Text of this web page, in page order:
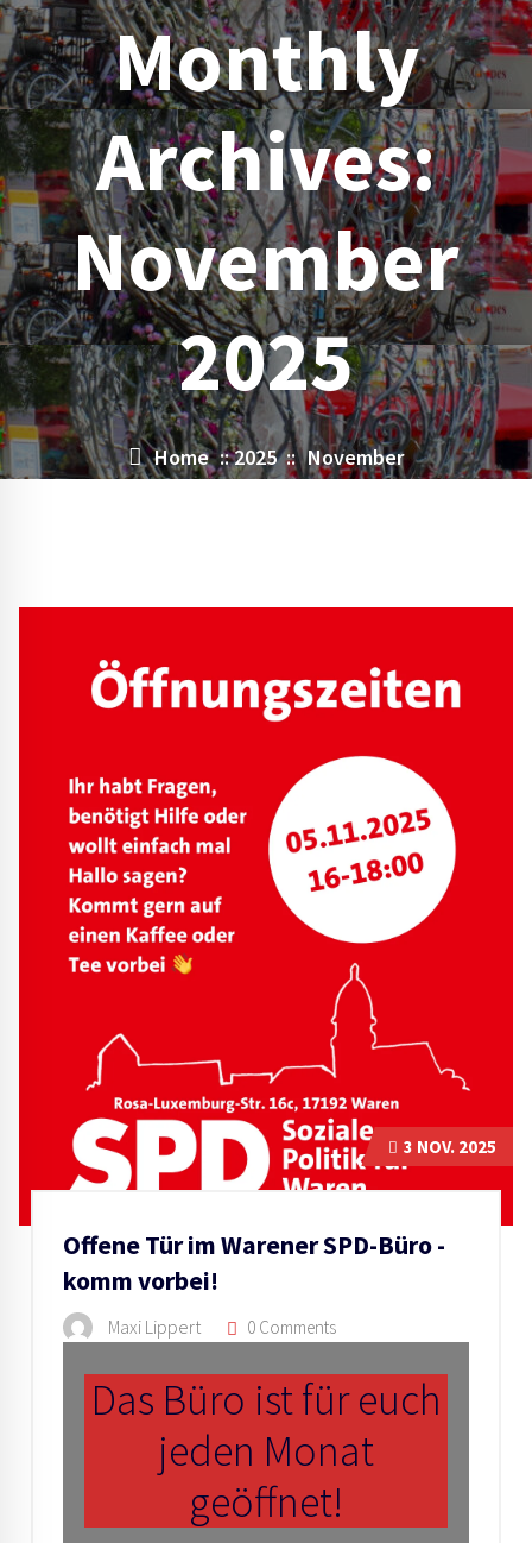
Monthly
Archives:
November
2025
Home ::2025:: November
Offene Tür im Warener SPD-Büro -
komm vorbei!
3 NOV. 2025
Maxi Lippert 0 Comments
Das Büro ist für euch
jeden Monat
geöffnet!